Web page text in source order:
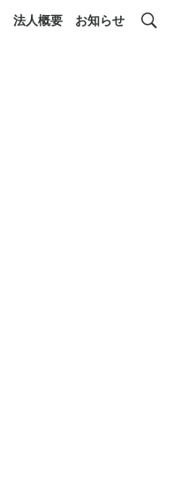
法人概要 お知らせ